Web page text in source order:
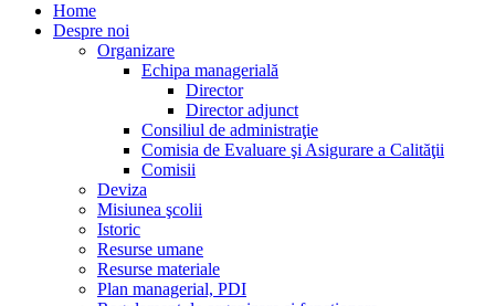
Home
Despre noi
Organizare
Echipa managerială
Director
Director adjunct
Consiliul de administraţie
Comisia de Evaluare şi Asigurare a Calităţii
Comisii
Deviza
Misiunea şcolii
Istoric
Resurse umane
Resurse materiale
Plan managerial, PDI